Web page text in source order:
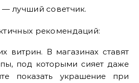
— лучший советчик.
рекомендаций:
витрин. В магазинах ставят
под которыми сияет даже
показать украшение при